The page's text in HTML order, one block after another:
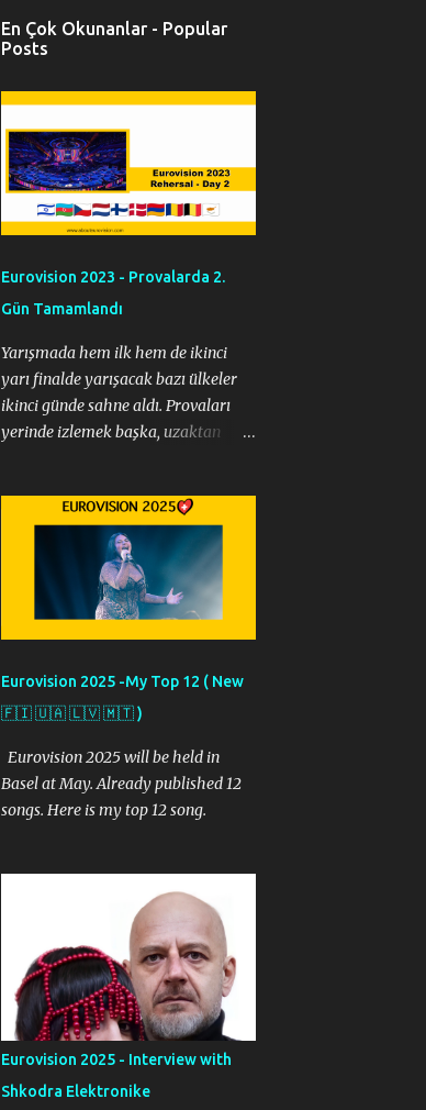
En Çok Okunanlar - Popular
Posts
Eurovision 2023 - Provalarda 2.
Gün Tamamlandı
Yarışmada hem ilk hem de ikinci
yarı finalde yarışacak bazı ülkeler
ikinci günde sahne aldı. Provaları
yerinde izlemek başka, uzaktan
izleyen bir takipçi olarak
görüşlerimi sizler ile paylaşacağım.
Kaynak ise yarışmanın resmi sitesi...
Provalardan objektiflere
yansıyanlar ve benim izlenimlerim
şöyle: İşte 2. güne yansıyanlar... İsrail
Günün ilk provası İsrail'den geldi. Bir
kutu ve dönen kamera etekleri ile
başlayan performans insanı içine
çekiyor diyor provayı izleyenler.
Ayrıca bu şarkının salonda hep bir
ağızdan söyleneceği görüşünde...
performans boyunca dans ettiği ve
izleyiciyi kendine bağladığı yönünde
de yorumlar var. Ama tüm bunları
görmek için Salı gününü
beklememiz gerekiyor. Sanıyorum
ki Noa Kirel dediğini yaptı ve
yarışmayı kazanmaya geldi. PYRO
yani alevler bu performansa dahil
Eurovision 2025 -My Top 12 ( New
🇫🇮 🇺🇦 🇱🇻 🇲🇹 )
Eurovision 2025 will be held in
Basel at May. Already published 12
songs. Here is my top 12 song.
Eurovision 2025 - Interview with
Shkodra Elektronike